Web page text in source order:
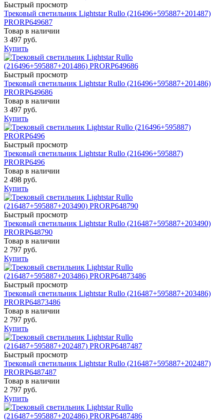
Быстрый просмотр
Трековый светильник Lightstar Rullo (216496+595887+201487)
PRORP649687
Товар в наличии
3 497 руб.
Купить
Быстрый просмотр
Трековый светильник Lightstar Rullo (216496+595887+201486)
PRORP649686
Товар в наличии
3 497 руб.
Купить
Быстрый просмотр
Трековый светильник Lightstar Rullo (216496+595887)
PRORP6496
Товар в наличии
2 498 руб.
Купить
Быстрый просмотр
Трековый светильник Lightstar Rullo (216487+595887+203490)
PRORP648790
Товар в наличии
2 797 руб.
Купить
Быстрый просмотр
Трековый светильник Lightstar Rullo (216487+595887+203486)
PRORP64873486
Товар в наличии
2 797 руб.
Купить
Быстрый просмотр
Трековый светильник Lightstar Rullo (216487+595887+202487)
PRORP6487487
Товар в наличии
2 797 руб.
Купить